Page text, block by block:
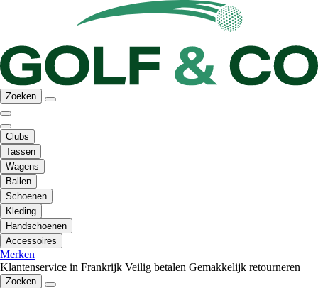
Zoeken
Clubs
Tassen
Wagens
Ballen
Schoenen
Kleding
Handschoenen
Accessoires
Merken
Klantenservice in Frankrijk Veilig betalen Gemakkelijk retourneren
Zoeken